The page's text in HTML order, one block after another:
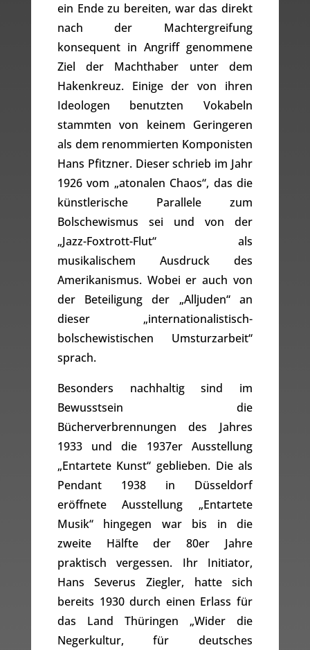
ein Ende zu bereiten, war das direkt
nach der Machtergreifung
konsequent in Angriff genommene
Ziel der Machthaber unter dem
Hakenkreuz. Einige der von ihren
Ideologen benutzten Vokabeln
stammten von keinem Geringeren
als dem renommierten Komponisten
Hans Pfitzner. Dieser schrieb im Jahr
1926 vom „atonalen Chaos“, das die
künstlerische Parallele zum
Bolschewismus sei und von der
„Jazz-Foxtrott-Flut“ als
musikalischem Ausdruck des
Amerikanismus. Wobei er auch von
der Beteiligung der „Alljuden“ an
dieser „internationalistisch-
bolschewistischen Umsturzarbeit“
sprach.
Besonders nachhaltig sind im
Bewusstsein die
Bücherverbrennungen des Jahres
1933 und die 1937er Ausstellung
„Entartete Kunst“ geblieben. Die als
Pendant 1938 in Düsseldorf
eröffnete Ausstellung „Entartete
Musik“ hingegen war bis in die
zweite Hälfte der 80er Jahre
praktisch vergessen. Ihr Initiator,
Hans Severus Ziegler, hatte sich
bereits 1930 durch einen Erlass für
das Land Thüringen „Wider die
Negerkultur, für deutsches